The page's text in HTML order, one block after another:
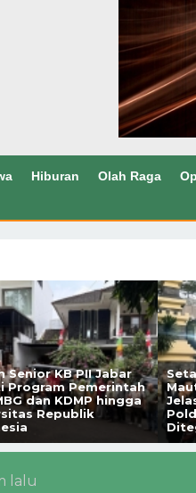
Hiburan Olah Raga
Senior KB PII Jabar
Program Pemerintah
dan KDMP hingga
Republik
lalu